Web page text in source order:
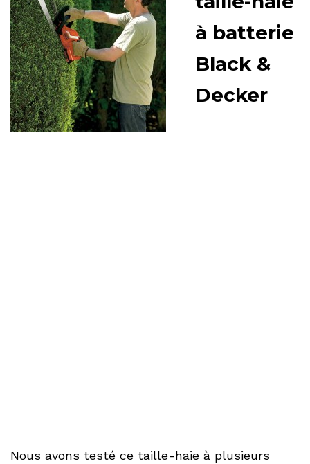
à batterie
Black &
Decker
Nous avons testé ce taille-haie à plusieurs